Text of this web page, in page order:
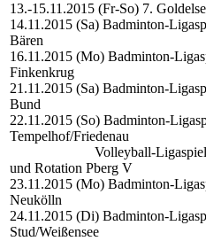
13.-15.11.2015 (Fr-So) 7.
14.11.2015 (Sa) Badminton-
Bären
16.11.2015 (Mo) Badminton-
Finkenkrug
21.11.2015 (Sa) Badminton-
Bund
22.11.2015 (So) Badminton-
Tempelhof/Friedenau
Volleyball-
und Rotation Pberg V
23.11.2015 (Mo) Badminton-
Neukölln
24.11.2015 (Di) Badminton-
Stud/Weißensee